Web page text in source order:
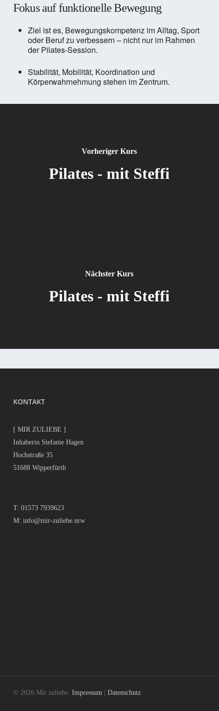
Fokus auf funktionelle Bewegung
Ziel ist es, Bewegungskompetenz im Alltag, Sport
oder Beruf zu verbessern – nicht nur im Rahmen
der Pilates-Session.
Stabilität, Mobilität, Koordination und
Körperwahrnehmung stehen im Zentrum.
Vorheriger Kurs
Pilates - mit Steffi
Nächster Kurs
Pilates - mit Steffi
KONTAKT
[ MIR ZULIEBE ]
Inhaberin Stefanie Hagen
Hochstraße 35
51688 Wipperfürth
T: 01573 7939623
M: info@mir-zuliebe.nrw
© 2026 Mir zuliebe. Impressum| Datenschutz